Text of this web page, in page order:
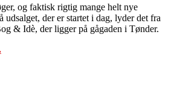
og faktisk rigtig mange helt nye
udsalget, der er startet i dag, lyder det fra
& Idè, der ligger på gågaden i Tønder.